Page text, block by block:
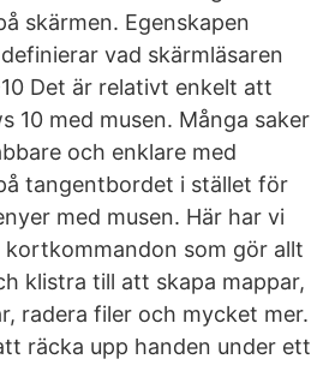
skärmen. Egenskapen
vad skärmläsaren
Det är relativt enkelt att
10 med musen. Många saker
och enklare med
tangentbordet i stället för
med musen. Här har vi
kortkommandon som gör allt
klistra till att skapa mappar,
radera filer och mycket mer.
räcka upp handen under ett